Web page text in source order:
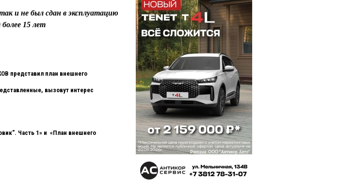
и не был сдан в эксплуатацию
15 лет
представил план внешнего
вызовут интерес
Часть 1» и «План внешнего